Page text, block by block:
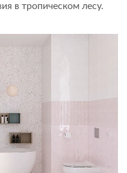
в тропическом лесу.